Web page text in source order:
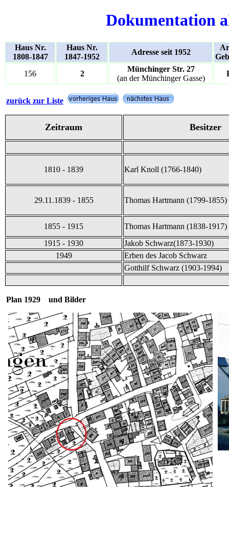
Dokumentation
Haus Nr.
1808-1847
Haus Nr.
1847-1952
Adresse seit 1952
156
2
Münchinger Str. 27
(an der Münchinger Gasse)
zurück zur Liste
Zeitraum Besitzer
1810 - 1839 Karl Knoll (1766-1840)
29.11.1839 - 1855 Thomas Hartmann (1799-1855)
1855 - 1915
Thomas Hartmann (1838-1917)
1915 - 1930
Jakob Schwarz(1873-1930)
1949
Erben des Jacob Schwarz
Gotthilf Schwarz (1903-1994)
Plan 1929 und Bilder